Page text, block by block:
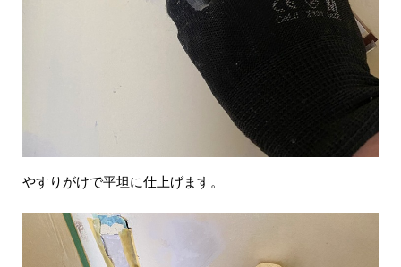
やすりがけで平坦に仕上げます。